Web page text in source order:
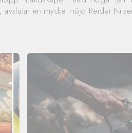
en mycket nöjd Reidar